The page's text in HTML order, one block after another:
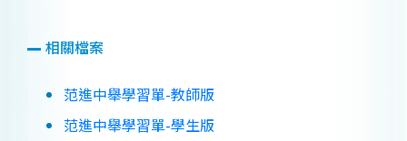
相關檔案
范進中舉學習單-教師版
范進中舉學習單-學生版